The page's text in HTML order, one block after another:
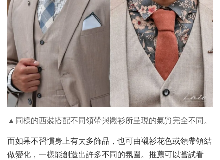
▲同樣的西裝搭配不同領帶與襯衫所呈現的氣質完全不同。
而如果不習慣身上有太多飾品，也可由襯衫花色或領帶領結
做變化，一樣能創造出許多不同的氛圍。推薦可以嘗試看